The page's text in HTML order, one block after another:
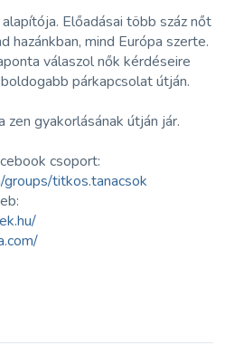
Előadásai több száz nőt
hazánkban, mind Európa szerte.
válaszol nők kérdéseire
párkapcsolat útján.
gyakorlásának útján jár.
csoport:
titkos.tanacsok